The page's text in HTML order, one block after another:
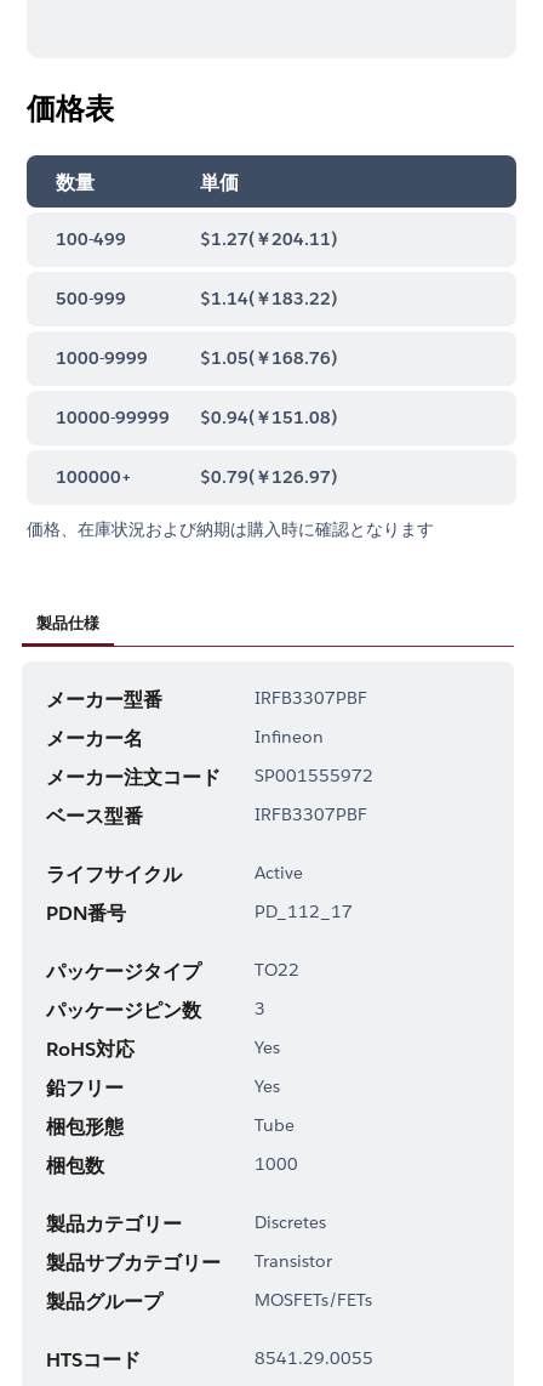
価格表
数量 単価
100-499 $1.27(￥204.11)
500-999 $1.14(￥183.22)
1000-9999 $1.05(￥168.76)
10000-99999 $0.94(￥151.08)
100000+ $0.79(￥126.97)
価格、在庫状況および納期は購入時に確認となります
製品仕様
メーカー型番 IRFB3307PBF
メーカー名 Infineon
メーカー注文コード SP001555972
ベース型番 IRFB3307PBF
ライフサイクル Active
PDN番号 PD_112_17
パッケージタイプ TO22
パッケージピン数 3
RoHS対応 Yes
鉛フリー Yes
梱包形態 Tube
梱包数 1000
製品カテゴリー Discretes
製品サブカテゴリー Transistor
製品グループ MOSFETs/FETs
HTSコード 8541.29.0055